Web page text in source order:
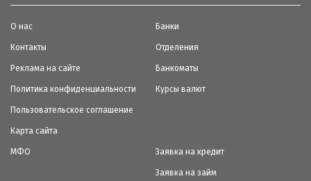
О нас
Контакты
Реклама на сайте
Политика конфиденциальности
Пользовательское соглашение
Карта сайта
Банки
Отделения
Банкоматы
Курсы валют
МФО Заявка на кредит
Заявка на займ